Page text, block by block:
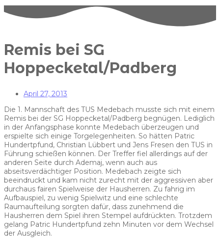
Remis bei SG
Hoppecketal/Padberg
April 27, 2013
Die 1. Mannschaft des TUS Medebach musste sich mit einem
Remis bei der SG Hoppecketal/Padberg begnügen. Lediglich
in der Anfangsphase konnte Medebach überzeugen und
erspielte sich einige Torgelegenheiten. So hätten Patric
Hundertpfund, Christian Lübbert und Jens Fresen den TUS in
Führung schießen können. Der Treffer fiel allerdings auf der
anderen Seite durch Ademaj, wenn auch aus
abseitsverdächtiger Position. Medebach zeigte sich
beeindruckt und kam nicht zurecht mit der aggressiven aber
durchaus fairen Spielweise der Hausherren. Zu fahrig im
Aufbauspiel, zu wenig Spielwitz und eine schlechte
Raumaufteilung sorgten dafür, dass zunehmend die
Hausherren dem Spiel ihren Stempel aufdrückten. Trotzdem
gelang Patric Hundertpfund zehn Minuten vor dem Wechsel
der Ausgleich.